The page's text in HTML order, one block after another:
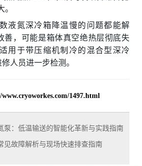
液氮深冷箱降温慢的问题都能解
善，可能是箱体真空绝热层彻底失
用于带压缩机制冷的混合型深冷
人员进一步检测。
1497.html
泵：低温输送的智能化革新与实践指南
见故障解析与现场快速排查指南